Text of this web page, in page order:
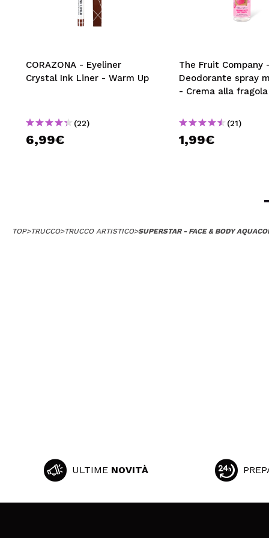
CORAZONA - Eyeliner
Crystal Ink Liner - Warm Up
(22)
6,99€
The Fruit Company
Deodorante spray
- Crema alla fragola
(21)
1,99€
TOP>TRUCCO>TRUCCO ARTISTICO>SUPERSTAR - FACE & BODY
ULTIME NOVITÀ